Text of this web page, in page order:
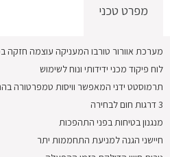
מפרט טכני
מערכת אוורור טורבו המעניקה עוצמה חזקה
לוח פיקוד מכני ידידותי ונוח לשימוש
תרמוסטט ידני המאפשר וויסות טמפרטורה
3 דרגות חום לבחירה
מנגנון בטיחות בפני התהפכות
חיישני הגנה למניעת התחממות יתר